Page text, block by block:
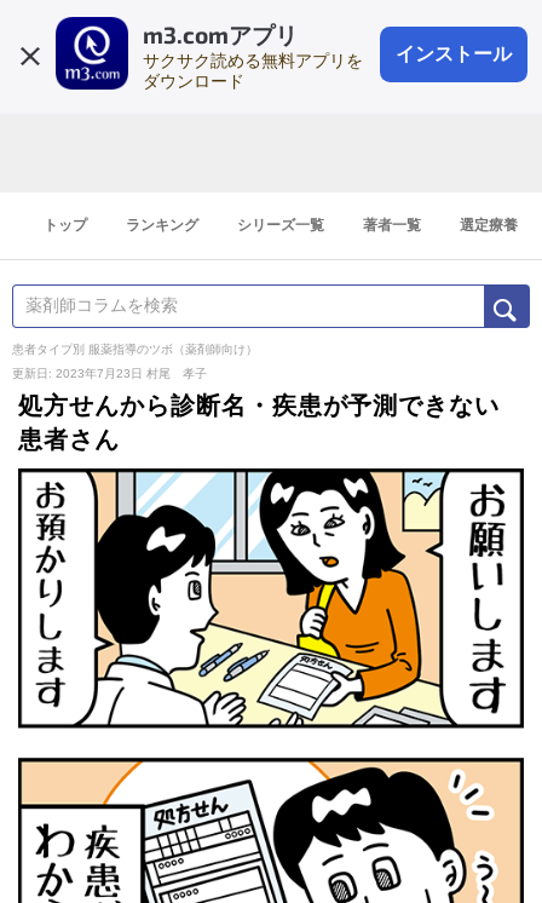
m3.comアプリ
サクサク読める無料アプリを
ダウンロード
インストール
会員登録
登録1分
トップ ランキング シリーズ一覧 著者一覧 選定療養
患者タイプ別 服薬指導のツボ（薬剤師向け）
更新日: 2023年7月23日 村尾 孝子
処方せんから診断名・疾患が予測できない
患者さん